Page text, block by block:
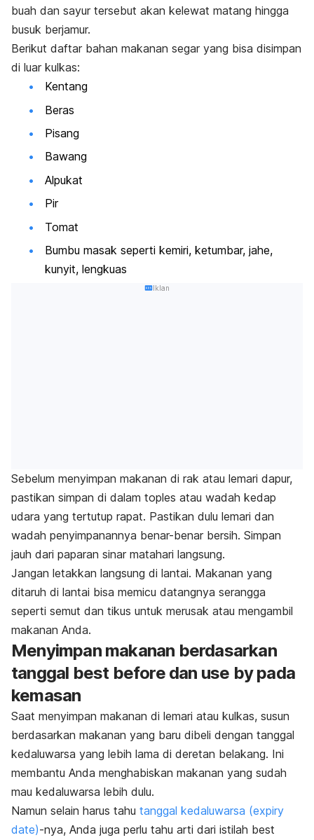
buah dan sayur tersebut akan kelewat matang hingga
busuk berjamur.
Berikut daftar bahan makanan segar yang bisa disimpan
di luar kulkas:
Kentang
Beras
Pisang
Bawang
Alpukat
Pir
Tomat
Bumbu masak seperti kemiri, ketumbar, jahe,
kunyit, lengkuas
Iklan
Sebelum menyimpan makanan di rak atau lemari dapur,
pastikan simpan di dalam toples atau wadah kedap
udara yang tertutup rapat. Pastikan dulu lemari dan
wadah penyimpanannya benar-benar bersih. Simpan
jauh dari paparan sinar matahari langsung.
Jangan letakkan langsung di lantai. Makanan yang
ditaruh di lantai bisa memicu datangnya serangga
seperti semut dan tikus untuk merusak atau mengambil
makanan Anda.
Menyimpan makanan berdasarkan
tanggal best beforedan use bypada
kemasan
Saat menyimpan makanan di lemari atau kulkas, susun
berdasarkan makanan yang baru dibeli dengan tanggal
kedaluwarsa yang lebih lama di deretan belakang. Ini
membantu Anda menghabiskan makanan yang sudah
mau kedaluwarsa lebih dulu.
Namun selain harus tahu tanggal kedaluwarsa (expiry
date)-nya, Anda juga perlu tahu arti dari istilah best